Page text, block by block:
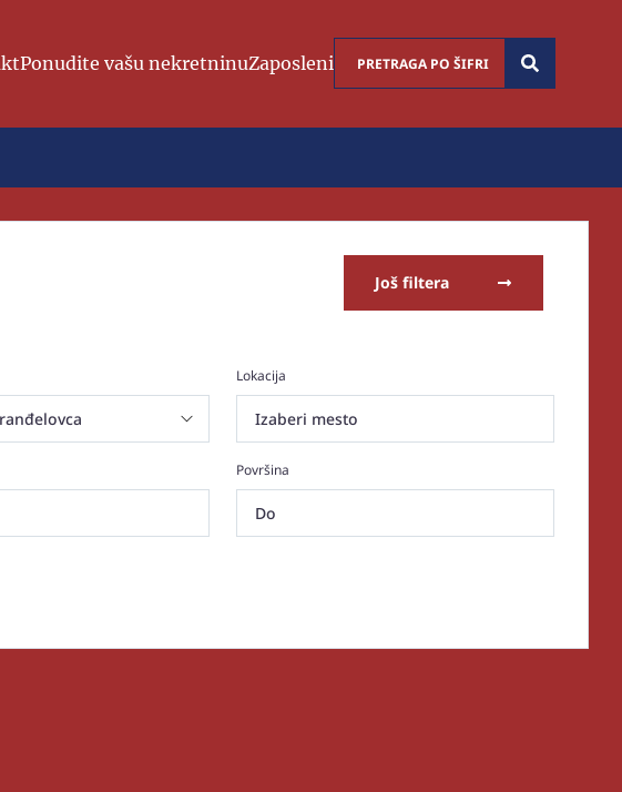
Ponudite vašu nekretninuZaposleni
Još filtera
Lokacija
Izaberi mesto
Površina